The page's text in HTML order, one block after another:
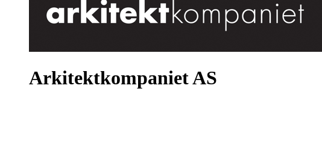
Arkitektkompaniet AS